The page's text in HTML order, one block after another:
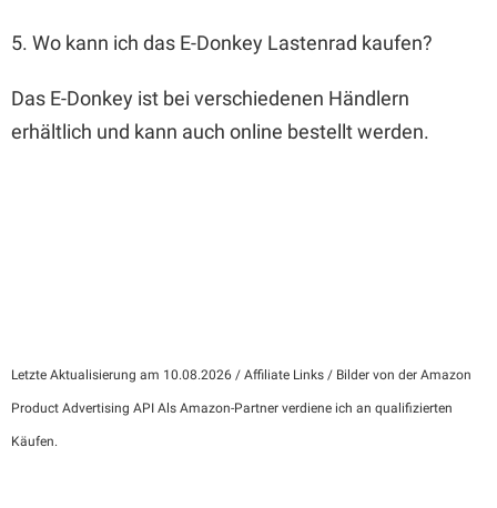
5. Wo kann ich das E-Donkey Lastenrad kaufen?
Das E-Donkey ist bei verschiedenen Händlern
erhältlich und kann auch online bestellt werden.
Letzte Aktualisierung am 10.08.2026 / Affiliate Links / Bilder von der Amazon
Product Advertising API Als Amazon-Partner verdiene ich an qualifizierten
Käufen.